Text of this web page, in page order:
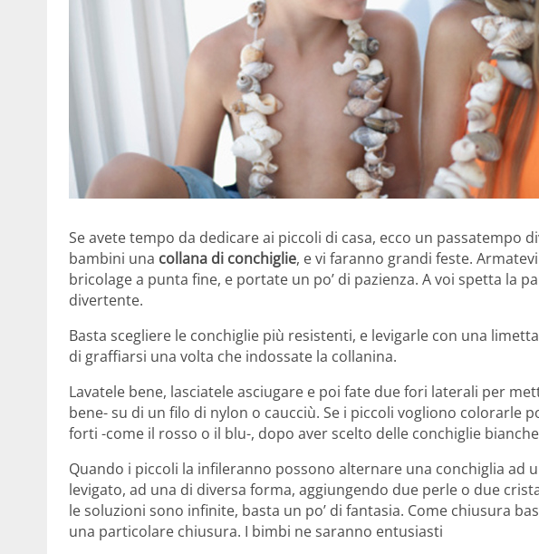
Se avete tempo da dedicare ai piccoli di casa, ecco un passatempo
bambini una collana di conchiglie, e vi faranno grandi feste.
bricolage a punta fine, e portate un po’ di pazienza. A voi spetta la
divertente.
Basta scegliere le conchiglie più resistenti, e levigarle con una
di graffiarsi una volta che indossate la collanina.
Lavatele bene, lasciatele asciugare e poi fate due fori laterali per
bene- su di un filo di nylon o caucciù. Se i piccoli vogliono colorarle
forti -come il rosso o il blu-, dopo aver scelto delle conchiglie
Quando i piccoli la infileranno possono alternare una conchiglia ad
levigato, ad una di diversa forma, aggiungendo due perle o due
le soluzioni sono infinite, basta un po’ di fantasia. Come chiusura
una particolare chiusura. I bimbi ne saranno entusiasti